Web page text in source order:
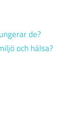
de?
och hälsa?